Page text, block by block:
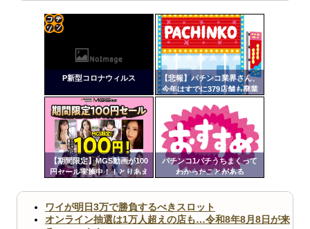
【閲覧注意】俺が近くにいると機械が壊れるんだけどさ
【画像】ペプシコーラ社、「こういうのでいいんだよ」
Powered by livedoor 相互RSS
P新型コロナウィルス
【悲報】パチンコ業界さん、
今年はすでに379店舗も廃業
してしまう
【期間限定】MGS動画が100
円セール実施中！！とりあえ
パチンコ1パチうちまくって
わかったことがある
ンク
自動
更新
ツー
ワイが明日3万で勝負するべきスロット
オンライン抽選は1万人超えの店も…令和8年8月8日が来